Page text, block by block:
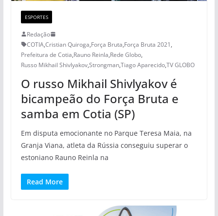
ESPORTES
Redação
COTIA,Cristian Quiroga,Força Bruta,Força Bruta 2021,
Prefeitura de Cotia,Rauno Reinla,Rede Globo,
Russo Mikhail Shivlyakov,Strongman,Tiago Aparecido,TV GLOBO
O russo Mikhail Shivlyakov é
bicampeão do Força Bruta e
samba em Cotia (SP)
Em disputa emocionante no Parque Teresa Maia, na
Granja Viana, atleta da Rússia conseguiu superar o
estoniano Rauno Reinla na
Read More